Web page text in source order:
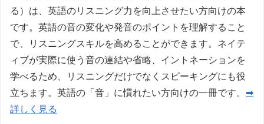
る）は、英語のリスニング力を向上させたい方向けの本
です。英語の音の変化や発音のポイントを理解すること
で、リスニングスキルを高めることができます。ネイテ
ィブが実際に使う音の連結や省略、イントネーションを
学べるため、リスニングだけでなくスピーキングにも役
立ちます。英語の「音」に慣れたい方向けの一冊です。 ➡
詳しく見る